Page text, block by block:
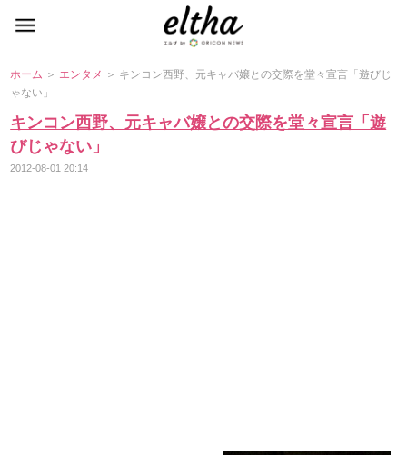
ホーム ＞ エンタメ ＞ キンコン西野、元キャバ嬢との交際を堂々宣言「遊びじ
ゃない」
キンコン西野、元キャバ嬢との交際を堂々宣言「遊
びじゃない」
2012-08-01 20:14